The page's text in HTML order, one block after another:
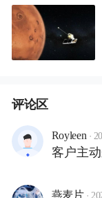
评论区
Royleen ·
客户主
燕麦片 ·